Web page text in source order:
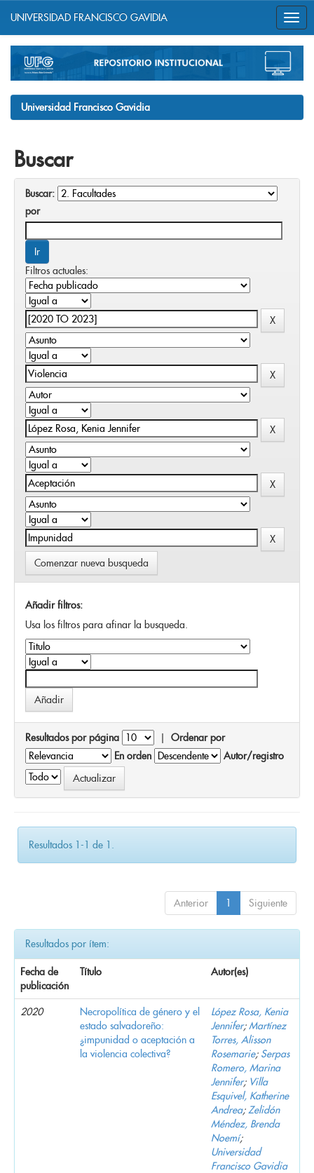
navigation
UNIVERSIDAD FRANCISCO GAVIDIA
Universidad Francisco Gavidia
Buscar
Buscar:
por
Filtros actuales:
Comenzar nueva busqueda
Añadir filtros:
Usa los filtros para afinar la busqueda.
Resultados por página | Ordenar por
En orden
Autor/registro
Resultados 1-1 de 1.
Anterior 1 Siguiente
Resultados por ítem:
Fecha de
publicación
Título Autor(es)
2020
Necropolítica de género y el
estado salvadoreño:
¿impunidad o aceptación a
la violencia colectiva?
López Rosa, Kenia
Jennifer;Martínez
Torres, Alisson
Rosemarie; Serpas
Romero, Marina
Jennifer; Villa
Esquivel, Katherine
Andrea; Zelidón
Méndez, Brenda
Noemí;
Universidad
Francisco Gavidia